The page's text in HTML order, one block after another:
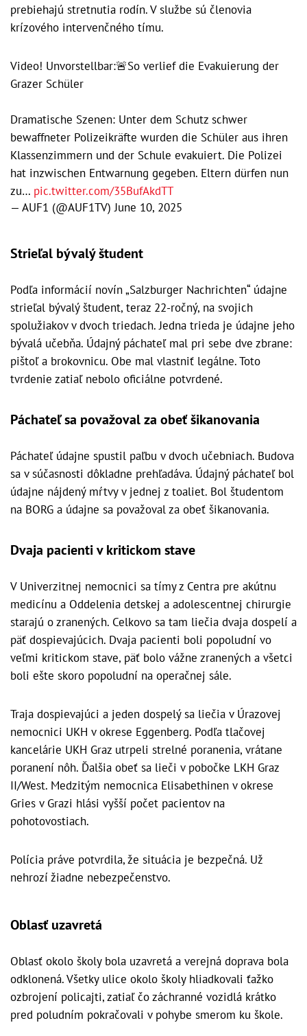
prebiehajú stretnutia rodín. V službe sú členovia
krízového intervenčného tímu.
Video! Unvorstellbar:🚨So verlief die Evakuierung der
Grazer Schüler
Dramatische Szenen: Unter dem Schutz schwer
bewaffneter Polizeikräfte wurden die Schüler aus ihren
Klassenzimmern und der Schule evakuiert. Die Polizei
hat inzwischen Entwarnung gegeben. Eltern dürfen nun
zu… pic.twitter.com/35BufAkdTT
— AUF1 (@AUF1TV)June 10, 2025
Strieľal bývalý študent
Podľa informácií novín „Salzburger Nachrichten“ údajne
strieľal bývalý študent, teraz 22-ročný, na svojich
spolužiakov v dvoch triedach. Jedna trieda je údajne jeho
bývalá učebňa. Údajný páchateľ mal pri sebe dve zbrane:
pištoľ a brokovnicu. Obe mal vlastniť legálne. Toto
tvrdenie zatiaľ nebolo oficiálne potvrdené.
Páchateľ sa považoval za obeť šikanovania
Páchateľ údajne spustil paľbu v dvoch učebniach. Budova
sa v súčasnosti dôkladne prehľadáva. Údajný páchateľ bol
údajne nájdený mŕtvy v jednej z toaliet. Bol študentom
na BORG a údajne sa považoval za obeť šikanovania.
Dvaja pacienti v kritickom stave
V Univerzitnej nemocnici sa tímy z Centra pre akútnu
medicínu a Oddelenia detskej a adolescentnej chirurgie
starajú o zranených. Celkovo sa tam liečia dvaja dospelí a
päť dospievajúcich. Dvaja pacienti boli popoludní vo
veľmi kritickom stave, päť bolo vážne zranených a všetci
boli ešte skoro popoludní na operačnej sále.
Traja dospievajúci a jeden dospelý sa liečia v Úrazovej
nemocnici UKH v okrese Eggenberg. Podľa tlačovej
kancelárie UKH Graz utrpeli strelné poranenia, vrátane
poranení nôh. Ďalšia obeť sa lieči v pobočke LKH Graz
II/West. Medzitým nemocnica Elisabethinen v okrese
Gries v Grazi hlási vyšší počet pacientov na
pohotovostiach.
Polícia práve potvrdila, že situácia je bezpečná. Už
nehrozí žiadne nebezpečenstvo.
Oblasť uzavretá
Oblasť okolo školy bola uzavretá a verejná doprava bola
odklonená. Všetky ulice okolo školy hliadkovali ťažko
ozbrojení policajti, zatiaľ čo záchranné vozidlá krátko
pred poludním pokračovali v pohybe smerom ku škole.